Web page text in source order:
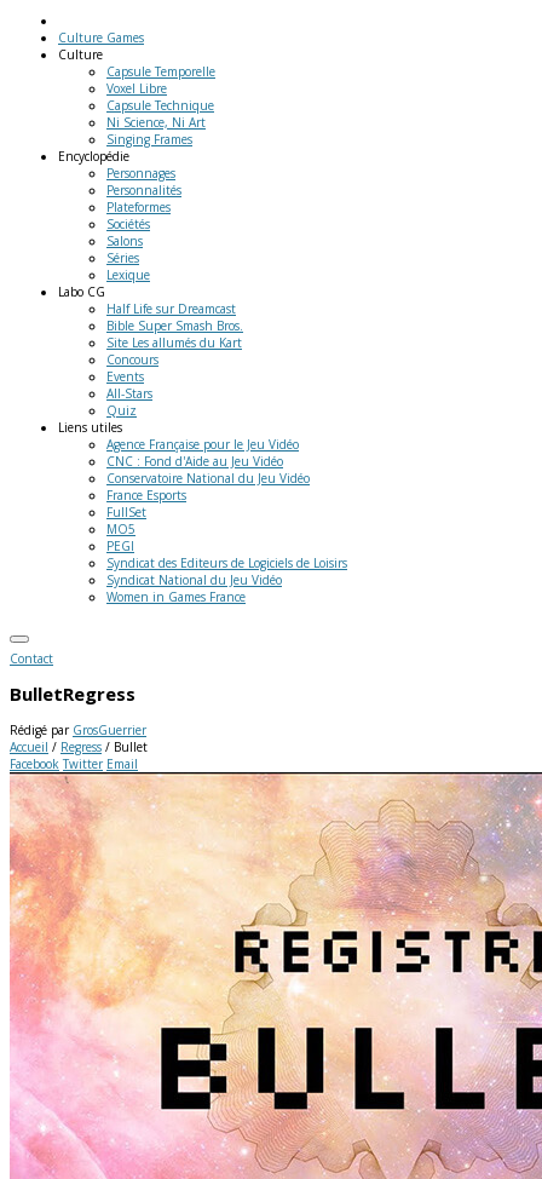
Culture Games
Culture
Capsule Temporelle
Voxel Libre
Capsule Technique
Ni Science, Ni Art
Singing Frames
Encyclopédie
Personnages
Personnalités
Plateformes
Sociétés
Salons
Séries
Lexique
Labo CG
Half Life sur Dreamcast
Bible Super Smash Bros.
Site Les allumés du Kart
Concours
Events
All-Stars
Quiz
Liens utiles
Agence Française pour le Jeu Vidéo
CNC : Fond d'Aide au Jeu Vidéo
Conservatoire National du Jeu Vidéo
France Esports
FullSet
MO5
PEGI
Syndicat des Editeurs de Logiciels de Loisirs
Syndicat National du Jeu Vidéo
Women in Games France
Contact
BulletRegress
Rédigé par GrosGuerrier
Accueil / Regress / Bullet
Facebook Twitter Email